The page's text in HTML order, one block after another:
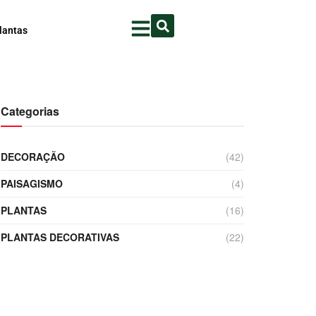
Categorias
DECORAÇÃO
(42)
PAISAGISMO
(4)
PLANTAS
(16)
PLANTAS DECORATIVAS
(22)